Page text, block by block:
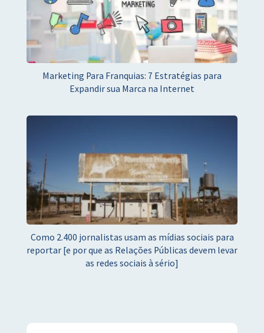
Marketing Para Franquias: 7 Estratégias para
Expandir sua Marca na Internet
Como 2.400 jornalistas usam as mídias sociais para
reportar [e por que as Relações Públicas devem levar
as redes sociais à sério]